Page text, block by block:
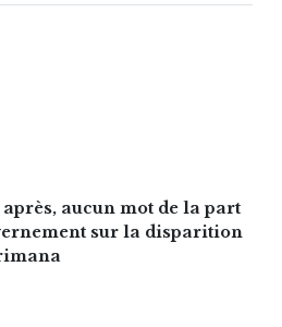
aucun mot de la part
sur la disparition